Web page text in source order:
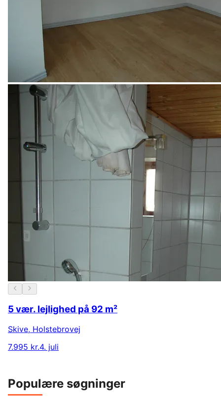
5 vær. lejlighed på 92 m²
Skive, Holstebrovej
7.995 kr.4. juli
Populære søgninger